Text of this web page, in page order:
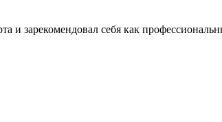
и зарекомендовал себя как